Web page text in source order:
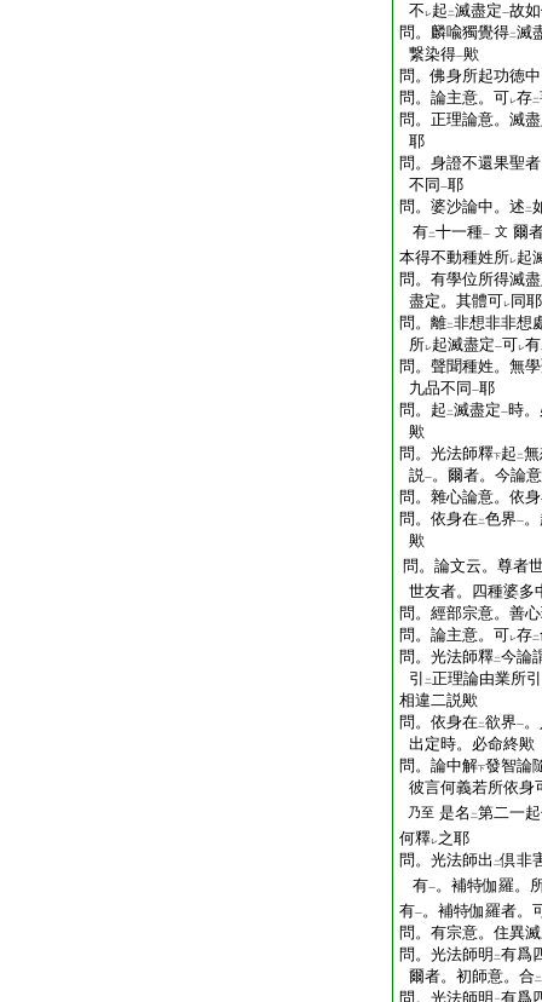
不 レ起 二滅盡定一故
問。麟喩獨覺得二滅
繋染得一歟
問。佛身所起功徳
問。論主意。可レ存二
問。正理論意。滅
耶
問。身證不還果聖
不同 一耶
問。婆沙論中。述 二
有二十一種一 文 爾
本得不動種姓所レ起
問。有學位所得滅
盡定。其體可レ 同耶
問。離二非想非非想
所レ起滅盡定一可レ有
問。聲聞種姓。無
九品不同 一耶
問。起 二滅盡定一時
歟
問。光法師釋下起 二
説一。爾者。今論
問。雜心論意。依
問。依身在二色界一
歟
問。論文云。尊者
世友者。四種婆多
問。經部宗意。善
問。論主意。可レ存二
問。光法師釋二今論
引
二正理論由業所
相違二説歟
問。依身在二欲界一
出定時。必命終歟
問。論中解下發智論
彼言何義若所依身
乃至 是名 二第二一
何釋レ之耶
問。光法師出 二倶非
有一。補特伽羅。
有一。補特伽羅者。
問。有宗意。住異
問。光法師明 二有爲
爾者。初師意。合二
問。光法師明 有爲